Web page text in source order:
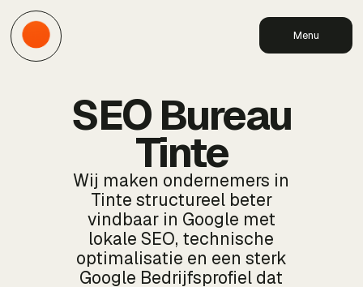
Menu
SEO Bureau
Tinte
Wij maken ondernemers in
Tinte structureel beter
vindbaar in Google met
lokale SEO, technische
optimalisatie en een sterk
Google Bedrijfsprofiel dat